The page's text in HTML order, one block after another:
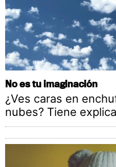
No es tu imaginación
¿Ves caras en
nubes? Tiene